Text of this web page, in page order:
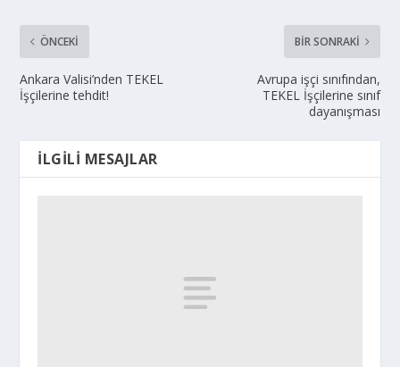
ÖNCEKI
Ankara Valisi’nden TEKEL
İşçilerine tehdit!
BIR SONRAKI
Avrupa işçi sınıfından,
TEKEL İşçilerine sınıf
dayanışması
İLGILI MESAJLAR